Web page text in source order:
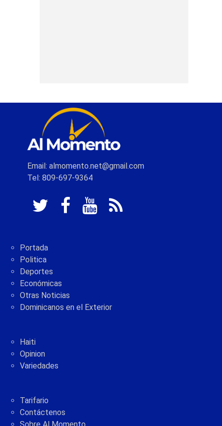
Email: almomento.net@gmail.com
Tel: 809-697-9364
Portada
Politica
Deportes
Económicas
Otras Noticias
Dominicanos en el Exterior
Haiti
Opinion
Variedades
Tarifario
Contáctenos